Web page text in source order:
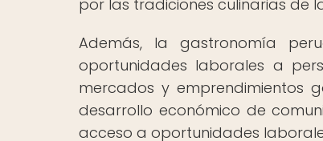
por las tradiciones culinarias de
Además, la gastronomía
oportunidades laborales a
mercados y emprendimientos
desarrollo económico de
acceso a oportunidades